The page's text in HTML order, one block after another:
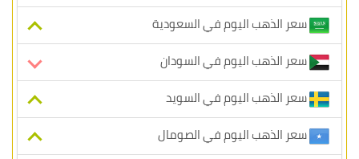
سعر الذهب اليوم في السعودية
سعر الذهب اليوم في السودان
سعر الذهب اليوم في السويد
سعر الذهب اليوم في الصومال